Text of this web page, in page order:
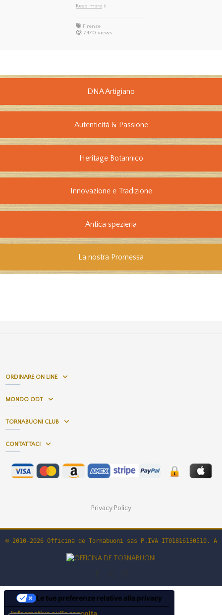
Read more
Firenze
7470 views
DNA Artigiano
Autenticità & Passione
Heritage Botannico
Innovazione e Tradizione
Antica spezieria
La nostra Promessa
ORDINARE ON LINE
MONDO ODT
TORNABUONI CLUB
CONTATTACI
Privacy Policy
© 2010-2026 Officina de Tornabuoni sas P.IVA IT01816130510.
Le tue preferenze relative alla privacy